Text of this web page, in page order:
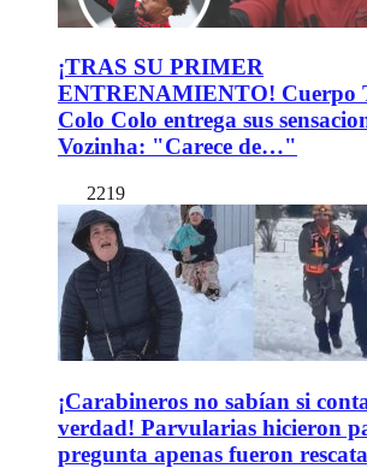
¡TRAS SU PRIMER
ENTRENAMIENTO! Cuerpo
Colo Colo entrega sus
Vozinha: "Carece de…"
2219
¡Carabineros no sabían si
verdad! Parvularias hicieron
pregunta apenas fueron